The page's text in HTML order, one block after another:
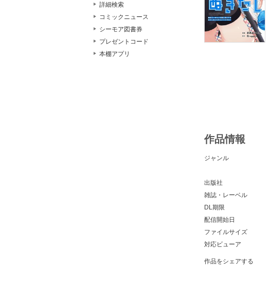
詳細検索
コミックニュース
シーモア図書券
プレゼントコード
本棚アプリ
作品情報
ジャンル
出版社
雑誌・レーベル
DL期限
配信開始日
ファイルサイズ
対応ビューア
作品をシェアする